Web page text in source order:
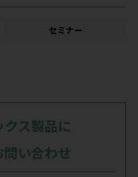
セミナー
クス製品に
い合わせ